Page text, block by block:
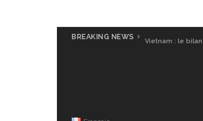
BREAKING NEWS
Vietnam : le